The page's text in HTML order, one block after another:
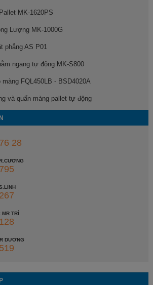
MK-1620PS
Lượng MK-1000G
phẳng AS P01
ngang tự động MK-S800
FQL450LB - BSD4020A
và quấn màng pallet tự động
28
MR TRÍ
DƯƠNG